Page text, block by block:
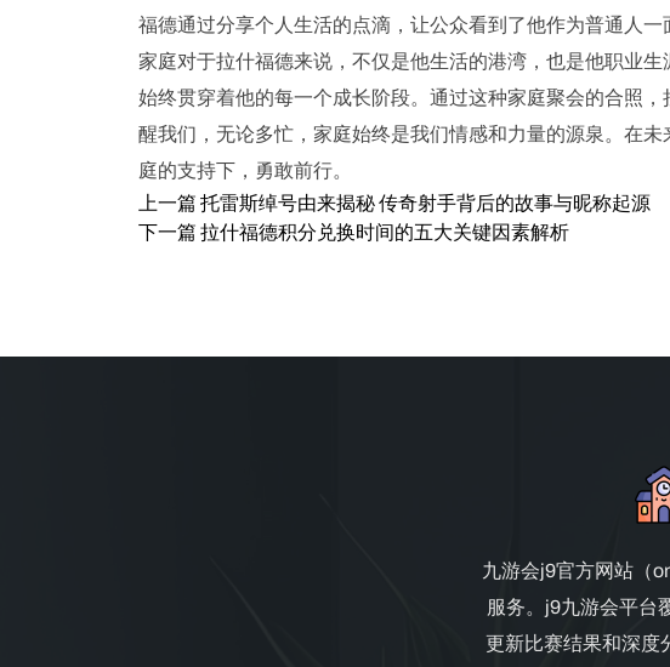
福德通过分享个人生活的点滴，让公众看到了他作为普通人一
家庭对于拉什福德来说，不仅是他生活的港湾，也是他职业
始终贯穿着他的每一个成长阶段。通过这种家庭聚会的合照
醒我们，无论多忙，家庭始终是我们情感和力量的源泉。在
庭的支持下，勇敢前行。
上一篇 托雷斯绰号由来揭秘 传奇射手背后的故事与昵称起源
下一篇 拉什福德积分兑换时间的五大关键因素解析
九游会j9官方网站（
服务。j9九游会平台
更新比赛结果和深度